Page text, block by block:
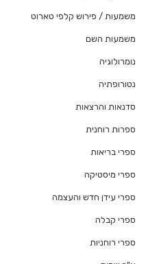
משמעות / פירוש קלפי טארוט
משמעות השם
נומרולוגיה
נטורופתיה
סדנאות והרצאות
ספרות רוחנית
ספרי בריאות
ספרי מיסטיקה
ספרי עידן חדש והעצמה
ספרי קבלה
ספרי רוחניות